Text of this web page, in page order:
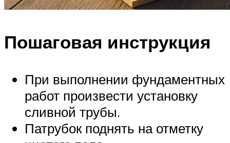
Пошаговая инструкция
При выполнении фундаментных
работ произвести установку
сливной трубы.
Патрубок поднять на отметку